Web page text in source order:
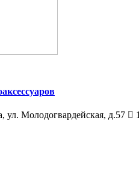
ул. Молодогвардейская, д.57